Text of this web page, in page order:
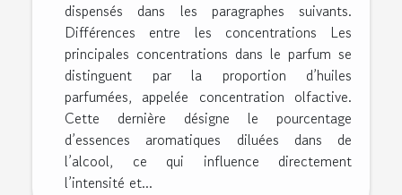
dispensés dans les paragraphes suivants.
Différences entre les concentrations Les
principales concentrations dans le parfum se
distinguent par la proportion d’huiles
parfumées, appelée concentration olfactive.
Cette dernière désigne le pourcentage
d’essences aromatiques diluées dans de
l’alcool, ce qui influence directement
l’intensité et...